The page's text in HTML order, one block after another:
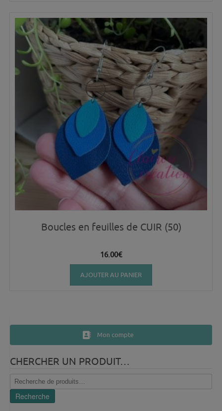
Boucles en feuilles de CUIR (50)
16.00€
AJOUTER AU PANIER
Mon compte
CHERCHER UN PRODUIT…
Recherche
pour :
Recherche